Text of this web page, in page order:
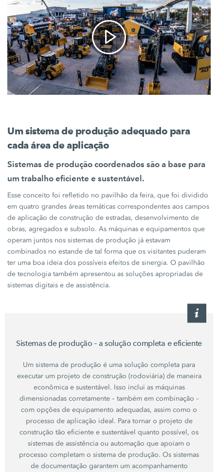
Umsistema de produção adequado para
cada área de aplicação
Sistemas de produção coordenados são a base para
um trabalho eficiente e sustentável.
Esse conceito foi refletido no pavilhão da feira, que foi dividido
em quatro grandes áreas temáticas correspondentes aos campos
de aplicação de construção de estradas, desenvolvimento de
obras, agregados e subsolo. As máquinas e equipamentos que
operam juntos nossistemas de produção já estavam
combinados no estande de tal forma que os visitantes puderam
ter uma boa ideia dos possíveis efeitos de sinergia. O pavilhão
de tecnologia também apresentou as soluções apropriadas de
sistemas digitais e de assistência.
Sistemas de produção – a solução completa e eficiente
Um sistema de produção é uma solução completa para
executar um projeto de construção (rodoviária) de maneira
econômica e sustentável. Isso inclui as máquinas
dimensionadas corretamente – também em combinação –
com opções de equipamento adequadas, assim como o
processo de aplicação ideal. Para tornar o projeto de
construção tão eficiente e sustentável quanto possível, os
sistemas de assistência ou automação que apoiam o
processo completam o sistema de produção. Os sistemas
de documentação garantem um acompanhamento